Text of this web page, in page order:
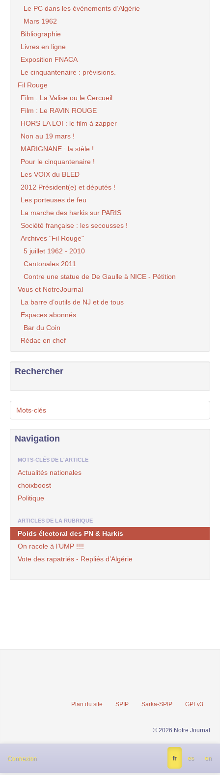
Le PC dans les évènements d’Algérie
Mars 1962
Bibliographie
Livres en ligne
Exposition FNACA
Le cinquantenaire : prévisions.
Fil Rouge
Film : La Valise ou le Cercueil
Film : Le RAVIN ROUGE
HORS LA LOI : le film à zapper
Non au 19 mars !
MARIGNANE : la stèle !
Pour le cinquantenaire !
Les VOIX du BLED
2012 Président(e) et députés !
Les porteuses de feu
La marche des harkis sur PARIS
Société française : les secousses !
Archives "Fil Rouge"
5 juillet 1962 - 2010
Cantonales 2011
Contre une statue de De Gaulle à NICE - Pétition
Vous et NotreJournal
La barre d’outils de NJ et de tous
Espaces abonnés
Bar du Coin
Rédac en chef
Rechercher
Mots-clés
Navigation
MOTS-CLÉS DE L'ARTICLE
Actualités nationales
choixboost
Politique
ARTICLES DE LA RUBRIQUE
Poids électoral des PN & Harkis
On racole à l’UMP !!!!
Vote des rapatriés - Repliés d’Algérie
Plan du site SPIP Sarka-SPIP GPLv3
© 2026 Notre Journal
Connexion fr es en